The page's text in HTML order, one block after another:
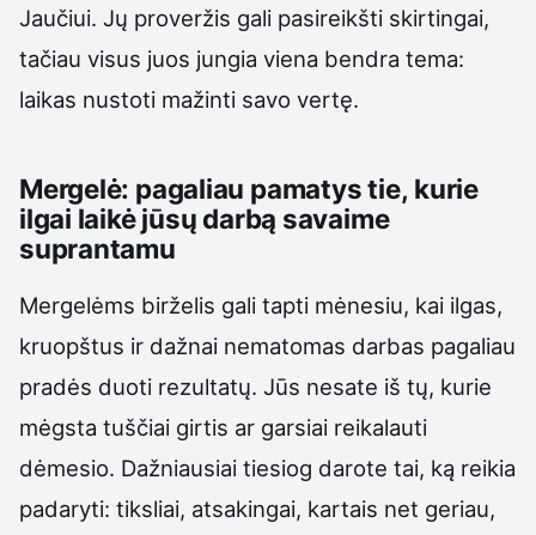
Jaučiui. Jų proveržis gali pasireikšti skirtingai,
tačiau visus juos jungia viena bendra tema:
laikas nustoti mažinti savo vertę.
Mergelė: pagaliau pamatys tie, kurie
ilgai laikė jūsų darbą savaime
suprantamu
Mergelėms birželis gali tapti mėnesiu, kai ilgas,
kruopštus ir dažnai nematomas darbas pagaliau
pradės duoti rezultatų. Jūs nesate iš tų, kurie
mėgsta tuščiai girtis ar garsiai reikalauti
dėmesio. Dažniausiai tiesiog darote tai, ką reikia
padaryti: tiksliai, atsakingai, kartais net geriau,